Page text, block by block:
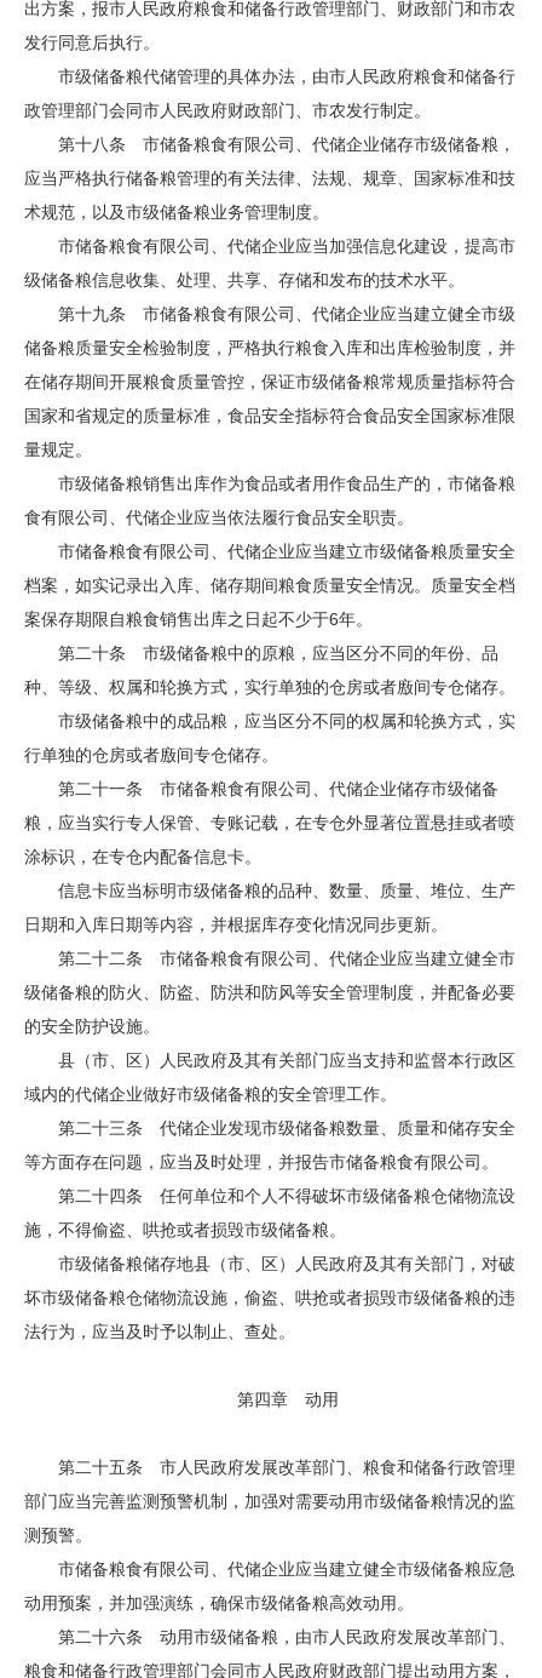
出方案，报市人民政府粮食和储备行政管理部门、财政部门和市农
发行同意后执行。
市级储备粮代储管理的具体办法，由市人民政府粮食和储备行
政管理部门会同市人民政府财政部门、市农发行制定。
第十八条 市储备粮食有限公司、代储企业储存市级储备粮，
应当严格执行储备粮管理的有关法律、法规、规章、国家标准和技
术规范，以及市级储备粮业务管理制度。
市储备粮食有限公司、代储企业应当加强信息化建设，提高市
级储备粮信息收集、处理、共享、存储和发布的技术水平。
第十九条 市储备粮食有限公司、代储企业应当建立健全市级
储备粮质量安全检验制度，严格执行粮食入库和出库检验制度，并
在储存期间开展粮食质量管控，保证市级储备粮常规质量指标符合
国家和省规定的质量标准，食品安全指标符合食品安全国家标准限
量规定。
市级储备粮销售出库作为食品或者用作食品生产的，市储备粮
食有限公司、代储企业应当依法履行食品安全职责。
市储备粮食有限公司、代储企业应当建立市级储备粮质量安全
档案，如实记录出入库、储存期间粮食质量安全情况。质量安全档
案保存期限自粮食销售出库之日起不少于6年。
第二十条 市级储备粮中的原粮，应当区分不同的年份、品
种、等级、权属和轮换方式，实行单独的仓房或者廒间专仓储存。
市级储备粮中的成品粮，应当区分不同的权属和轮换方式，实
行单独的仓房或者廒间专仓储存。
第二十一条 市储备粮食有限公司、代储企业储存市级储备
粮，应当实行专人保管、专账记载，在专仓外显著位置悬挂或者喷
涂标识，在专仓内配备信息卡。
信息卡应当标明市级储备粮的品种、数量、质量、堆位、生产
日期和入库日期等内容，并根据库存变化情况同步更新。
第二十二条 市储备粮食有限公司、代储企业应当建立健全市
级储备粮的防火、防盗、防洪和防风等安全管理制度，并配备必要
的安全防护设施。
县（市、区）人民政府及其有关部门应当支持和监督本行政区
域内的代储企业做好市级储备粮的安全管理工作。
第二十三条 代储企业发现市级储备粮数量、质量和储存安全
等方面存在问题，应当及时处理，并报告市储备粮食有限公司。
第二十四条 任何单位和个人不得破坏市级储备粮仓储物流设
施，不得偷盗、哄抢或者损毁市级储备粮。
市级储备粮储存地县（市、区）人民政府及其有关部门，对破
坏市级储备粮仓储物流设施，偷盗、哄抢或者损毁市级储备粮的违
法行为，应当及时予以制止、查处。
第四章 动用
第二十五条 市人民政府发展改革部门、粮食和储备行政管理
部门应当完善监测预警机制，加强对需要动用市级储备粮情况的监
测预警。
市储备粮食有限公司、代储企业应当建立健全市级储备粮应急
动用预案，并加强演练，确保市级储备粮高效动用。
第二十六条 动用市级储备粮，由市人民政府发展改革部门、
粮食和储备行政管理部门会同市人民政府财政部门提出动用方案，